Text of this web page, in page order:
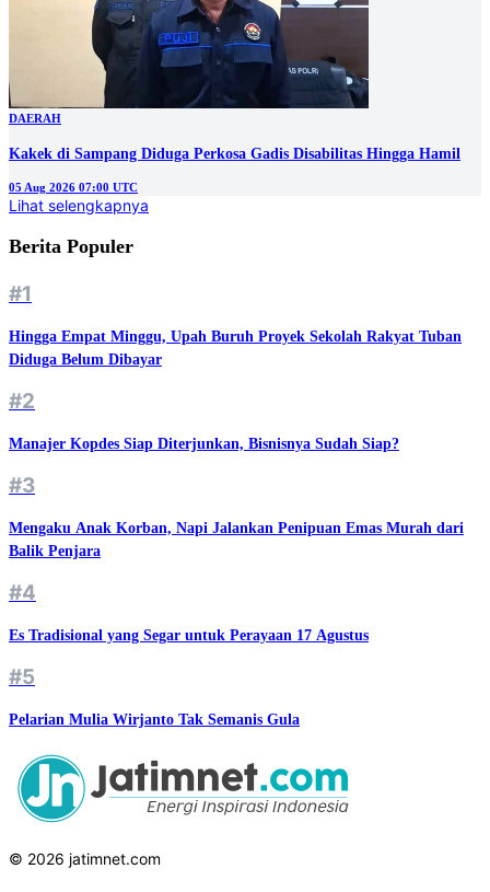
DAERAH
Kakek di Sampang Diduga Perkosa Gadis Disabilitas Hingga Hamil
05 Aug 2026 07:00 UTC
Lihat selengkapnya
Berita Populer
#1
Hingga Empat Minggu, Upah Buruh Proyek Sekolah Rakyat Tuban
Diduga Belum Dibayar
#2
Manajer Kopdes Siap Diterjunkan, Bisnisnya Sudah Siap?
#3
Mengaku Anak Korban, Napi Jalankan Penipuan Emas Murah dari
Balik Penjara
#4
Es Tradisional yang Segar untuk Perayaan 17 Agustus
#5
Pelarian Mulia Wirjanto Tak Semanis Gula
© 2026 jatimnet.com